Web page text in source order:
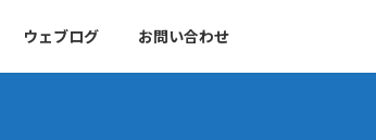
ウェブログ お問い合わせ